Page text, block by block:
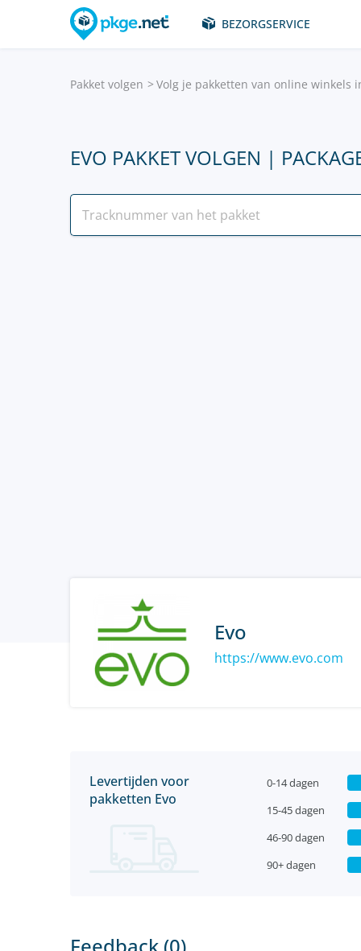
BEZORGSERVICE
Pakket volgen Volg je pakketten van online winkels
EVO PAKKET VOLGEN |
Evo
https://www.evo.com
Levertijden voor
pakketten Evo
0-14 dagen
15-45 dagen
46-90 dagen
90+ dagen